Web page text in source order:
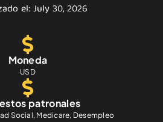
el: July 30, 2026
Moneda
USD
patronales
Social, Medicare, Desempleo